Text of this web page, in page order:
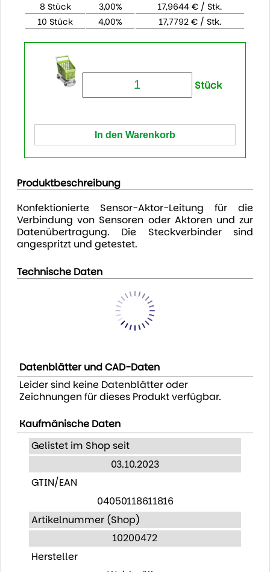
8 Stück
3,00%
17,9644 € / Stk.
10 Stück
4,00% 17,7792 € / Stk.
Stück
Produktbeschreibung
Konfektionierte Sensor-Aktor-Leitung für die
Verbindung von Sensoren oder Aktoren und zur
Datenübertragung. Die Steckverbinder sind
angespritzt und getestet.
Technische Daten
Datenblätter und CAD-Daten
Leider sind keine Datenblätter oder
Zeichnungen für dieses Produkt verfügbar.
Kaufmänische Daten
Gelistet im Shop seit
03.10.2023
GTIN/EAN
04050118611816
Artikelnummer (Shop)
10200472
Hersteller